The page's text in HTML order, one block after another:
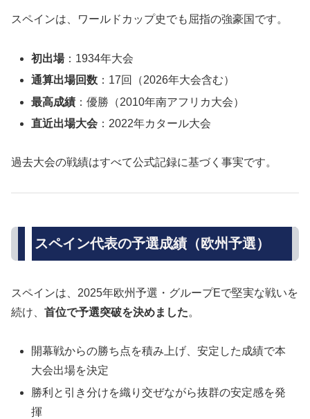
スペインは、ワールドカップ史でも屈指の強豪国です。
初出場：1934年大会
通算出場回数 ：17回（2026年大会含む）
最高成績 ：優勝（2010年南アフリカ大会）
直近出場大会 ：2022年カタール大会
過去大会の戦績はすべて公式記録に基づく事実です。
スペイン代表の予選成績（欧州予選）
スペインは、2025年欧州予選・グループEで堅実な戦いを
続け、 首位で予選突破を決めました。
開幕戦からの勝ち点を積み上げ、安定した成績で本
大会出場を決定
勝利と引き分けを織り交ぜながら抜群の安定感を発
揮